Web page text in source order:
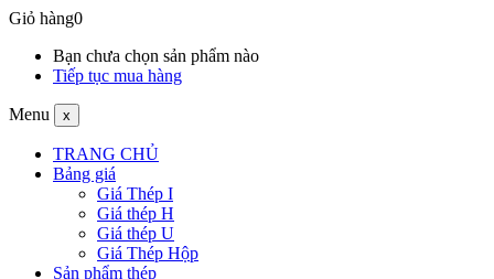
Giỏ hàng0
Bạn chưa chọn sản phẩm nào
Tiếp tục mua hàng
Menu x
TRANG CHỦ
Bảng giá
Giá Thép I
Giá thép H
Giá thép U
Giá Thép Hộp
Sản phẩm thép